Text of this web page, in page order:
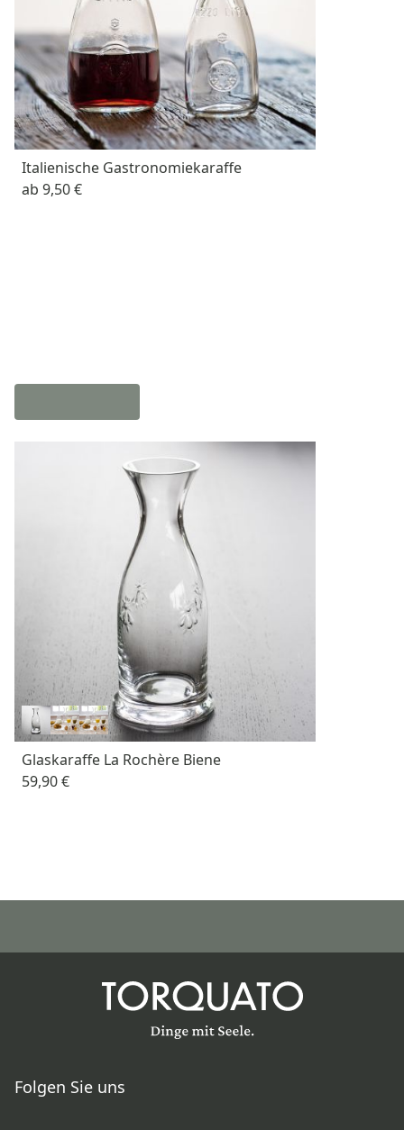
Italienische Gastronomiekaraffe
ab 9,50 €
Glaskaraffe La Rochère Biene
59,90 €
Folgen Sie uns